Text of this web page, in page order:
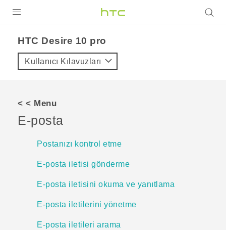
VIVE
VIVERSE
DESTEK
HTC Desire 10 pro‎
Kullanıcı Kılavuzları
< < Menu
E-posta
Postanızı kontrol etme
E-posta iletisi gönderme
E-posta iletisini okuma ve yanıtlama
E-posta iletilerini yönetme
E-posta iletileri arama